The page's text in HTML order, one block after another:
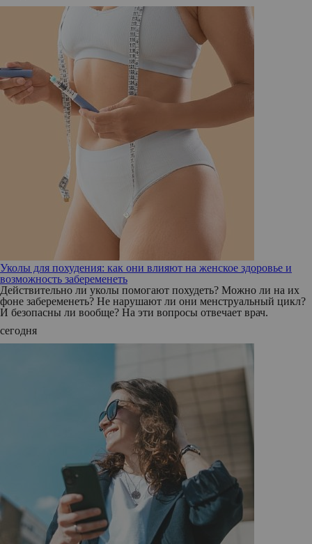
Уколы для похудения: как они влияют на женское здоровье и
возможность забеременеть
Действительно ли уколы помогают похудеть? Можно ли на их
фоне забеременеть? Не нарушают ли они менструальный цикл?
И безопасны ли вообще? На эти вопросы отвечает врач.
сегодня